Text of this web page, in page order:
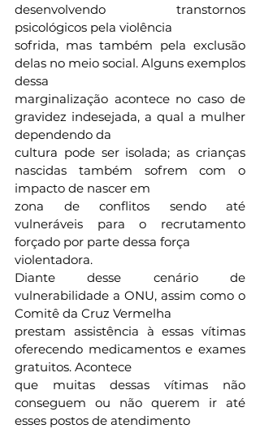
desenvolvendo transtornos
psicológicos pela violência
sofrida, mas também pela exclusão
delas no meio social. Alguns exemplos
dessa
marginalização acontece no caso de
gravidez indesejada, a qual a mulher
dependendo da
cultura pode ser isolada; as crianças
nascidas também sofrem com o
impacto de nascer em
zona de conflitos sendo até
vulneráveis para o recrutamento
forçado por parte dessa força
violentadora.
Diante desse cenário de
vulnerabilidade a ONU, assim como o
Comitê da Cruz Vermelha
prestam assistência à essas vítimas
oferecendo medicamentos e exames
gratuitos. Acontece
que muitas dessas vítimas não
conseguem ou não querem ir até
esses postos de atendimento